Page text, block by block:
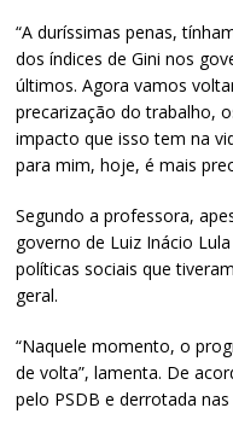
“A duríssimas penas,
dos índices de Gini nos
últimos. Agora vamos
precarização do trabalho,
impacto que isso tem na
para mim, hoje, é mais
Segundo a professora,
governo de Luiz Inácio
políticas sociais que
geral.
“Naquele momento, o
de volta”, lamenta. De
pelo PSDB e derrotada